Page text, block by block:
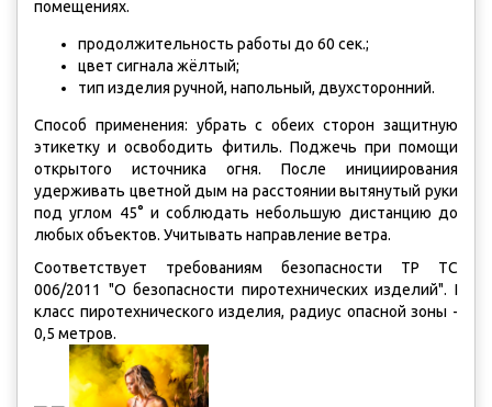
помещениях.
продолжительность работы до 60 сек.;
цвет сигнала жёлтый;
тип изделия ручной, напольный, двухсторонний.
Способ применения: убрать с обеих сторон защитную
этикетку и освободить фитиль. Поджечь при помощи
открытого источника огня. После инициирования
удерживать цветной дым на расстоянии вытянутый руки
под углом 45° и соблюдать небольшую дистанцию до
любых объектов. Учитывать направление ветра.
Соответствует требованиям безопасности ТР ТС
006/2011 "О безопасности пиротехнических изделий". I
класс пиротехнического изделия, радиус опасной зоны -
0,5 метров.